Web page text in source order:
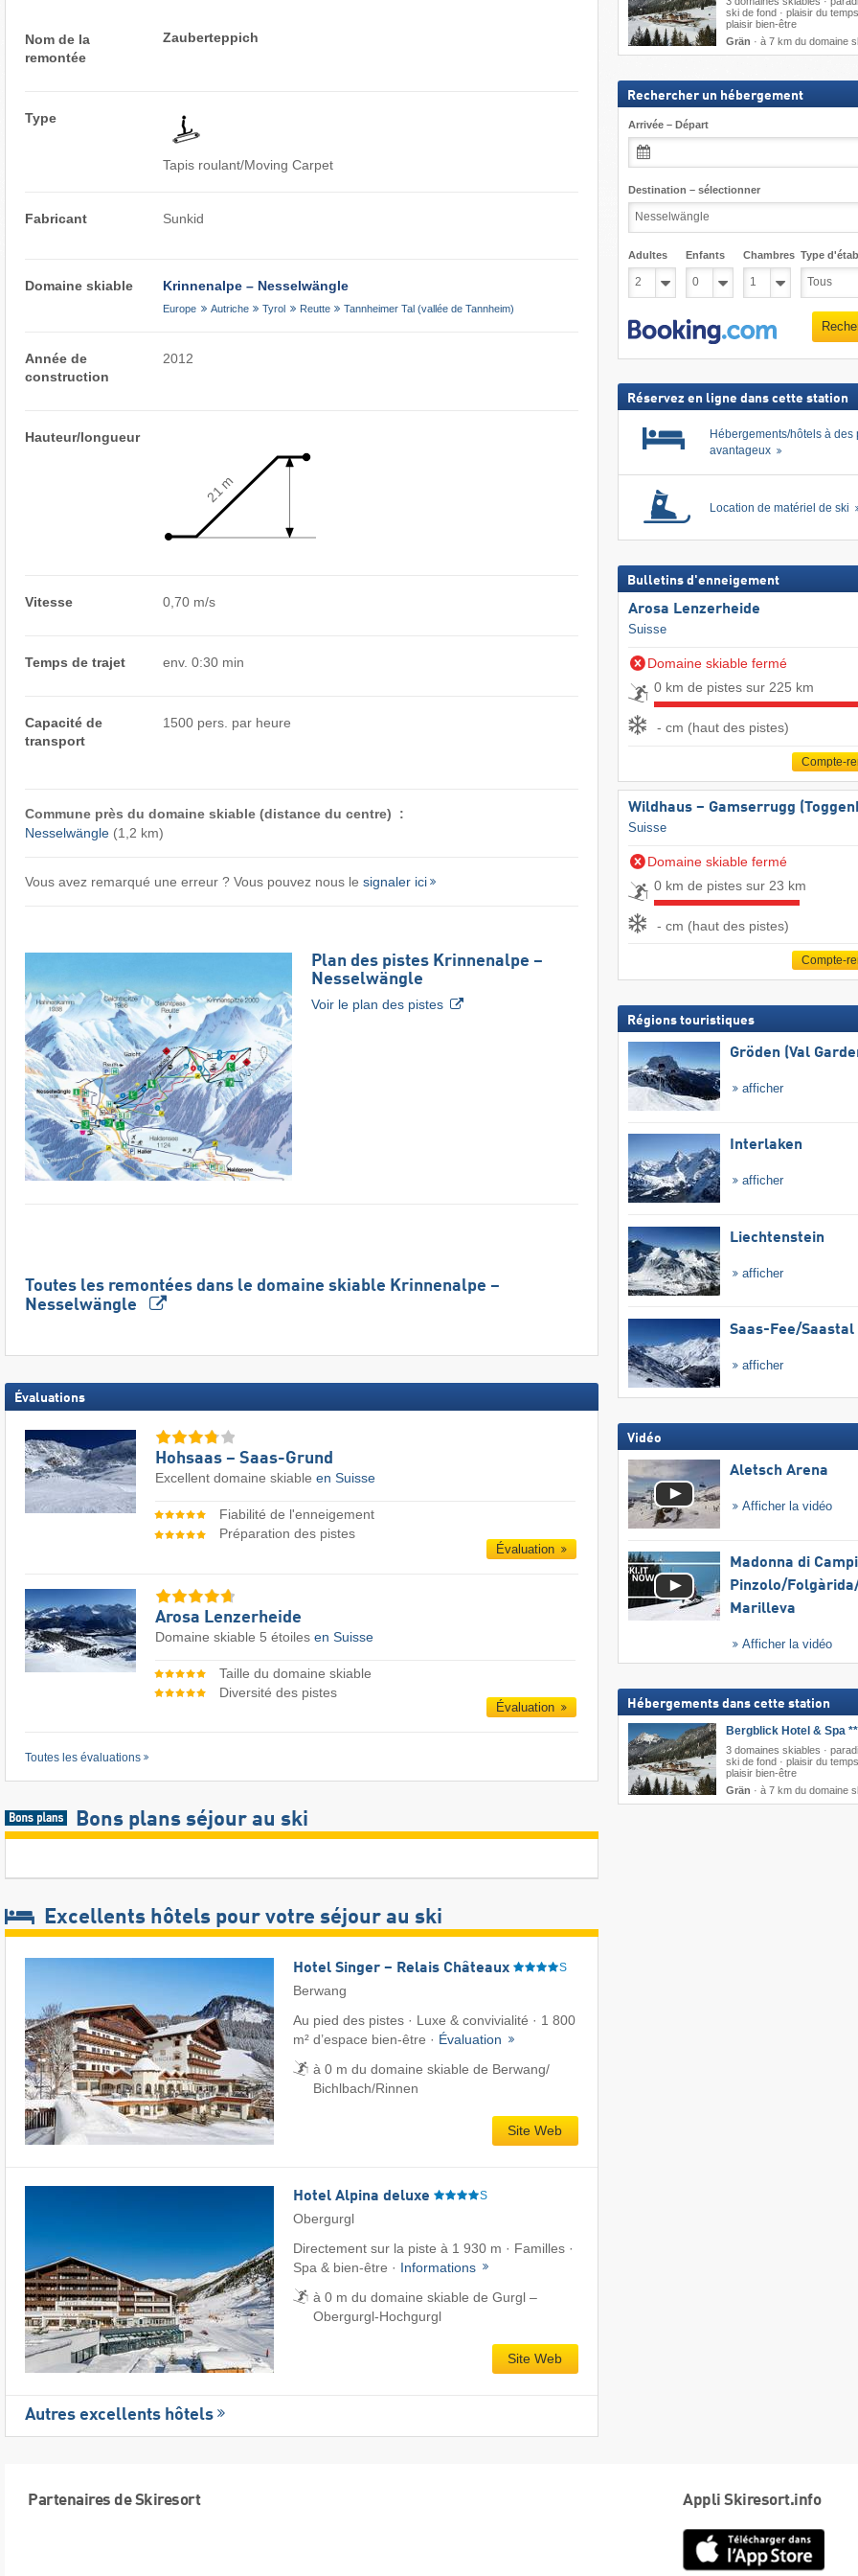
Nom de la
remontée
Zauberteppich
Type
Tapis roulant/Moving Carpet
Fabricant Sunkid
Domaine skiable Krinnenalpe – Nesselwängle
Europe Autriche Tyrol Reutte Tannheimer Tal (vallée de Tannheim)
Année de
construction
2012
Hauteur/longueur
21 m
Vitesse 0,70 m/s
Temps de trajet env. 0:30 min
Capacité de
transport
1500 pers. par heure
Commune près du domaine skiable (distance du centre) :
Nesselwängle(1,2 km)
Vous avez remarqué une erreur ? Vous pouvez nous le signaler ici
Plan des pistes Krinnenalpe –
Nesselwängle
Voir le plan des pistes
Toutes les remontées dans le domaine skiable Krinnenalpe –
Nesselwängle
Évaluations
Hohsaas – Saas-Grund
Excellent domaine skiable en Suisse
Fiabilité de l'enneigement
Préparation des pistes
Évaluation
Arosa Lenzerheide
Domaine skiable 5 étoiles en Suisse
Taille du domaine skiable
Diversité des pistes
Évaluation
Toutes les évaluations
Bons plans séjour au ski
Excellents hôtels pour votre séjour au ski
Hotel Singer – Relais Châteaux S
Berwang
Au pied des pistes · Luxe & convivialité · 1 800
m² d’espace bien-être · Évaluation
à 0 m du domaine skiable de Berwang/​
Bichlbach/​Rinnen
Site Web
Hotel Alpina deluxe S
Obergurgl
Directement sur la piste à 1 930 m · Familles ·
Spa & bien-être · Informations
à 0 m du domaine skiable de Gurgl –
Obergurgl-Hochgurgl
Site Web
Autres excellents hôtels
ski de fond · plaisir du temps
plaisir bien-être
Grän · à 7 km du domaine
Rechercher un hébergement
Arrivée – Départ
Destination – sélectionner
Adultes Enfants Chambres Type
Réservez en ligne dans cette station
Hébergements/hôtels à des
avantageux
Location de matériel de ski
Bulletins d'enneigement
Arosa Lenzerheide
Suisse
Domaine skiable fermé
0 km de pistes sur 225 km
- cm (haut des pistes)
Compte-
Wildhaus – Gamserrugg
Suisse
Domaine skiable fermé
0 km de pistes sur 23 km
- cm (haut des pistes)
Compte-
Régions touristiques
Gröden (Val
afficher
Interlaken
afficher
Liechtenstein
afficher
Saas-Fee/​Saastal
afficher
Vidéo
Aletsch Arena
Afficher la vidéo
Madonna di
Pinzolo/​
Marilleva
Afficher la vidéo
Hébergements dans cette station
Bergblick Hotel & Spa
3 domaines skiables ·
ski de fond · plaisir du temps
plaisir bien-être
Grän · à 7 km du domaine
Partenaires de Skiresort Appli Skiresort.info